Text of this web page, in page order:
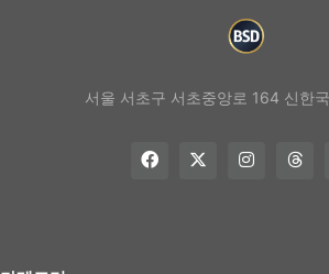
서울 서초구 서초중앙로 164 신한